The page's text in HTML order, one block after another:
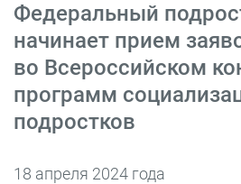
Федеральный
начинает прием
во Всероссийском
программ
подростков
18 апреля 2024 года